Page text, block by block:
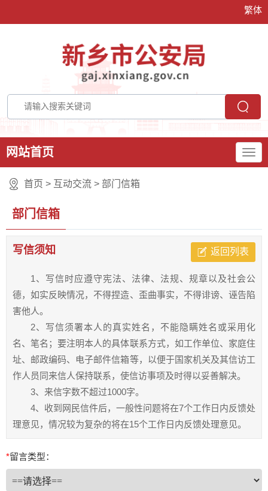
繁体
网站首页
首页 > 互动交流 > 部门信箱
部门信箱
写信须知 返回列表
1、写信时应遵守宪法、法律、法规、规章以及社会公
德，如实反映情况，不得捏造、歪曲事实，不得诽谤、诬告陷
害他人。
2、写信须署本人的真实姓名，不能隐瞒姓名或采用化
名、笔名；要注明本人的具体联系方式，如工作单位、家庭住
址、邮政编码、电子邮件信箱等，以便于国家机关及其信访工
作人员同来信人保持联系，使信访事项及时得以妥善解决。
3、来信字数不超过1000字。
4、收到网民信件后，一般性问题将在7个工作日内反馈处
理意见，情况较为复杂的将在15个工作日内反馈处理意见。
*留言类型：